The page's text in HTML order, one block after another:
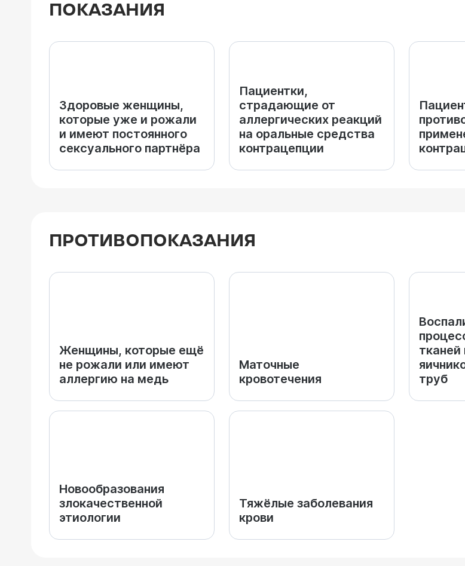
ПОКАЗАНИЯ
Здоровые женщины,
которые уже и рожали
и имеют постоянного
сексуального партнёра
Пациентки,
страдающие от
аллергических реакций
на оральные средства
контрацепции
ПРОТИВОПОКАЗАНИЯ
Женщины, которые ещё
не рожали или имеют
аллергию на медь
Маточные
кровотечения
труб
Новообразования
злокачественной
этиологии
Тяжёлые заболевания
крови